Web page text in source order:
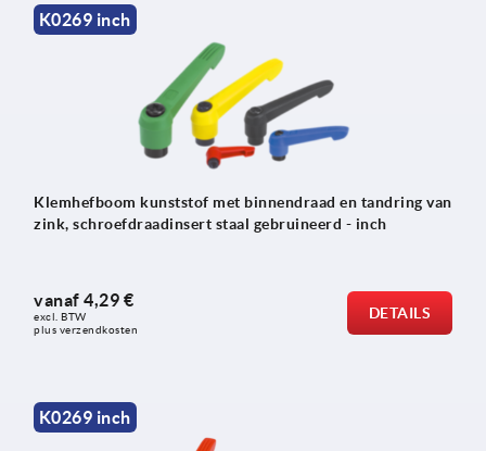
K0269 inch
Klemhefboom kunststof met binnendraad en tandring van
zink, schroefdraadinsert staal gebruineerd - inch
vanaf 4,29 €
excl. BTW
plus verzendkosten
DETAILS
K0269 inch